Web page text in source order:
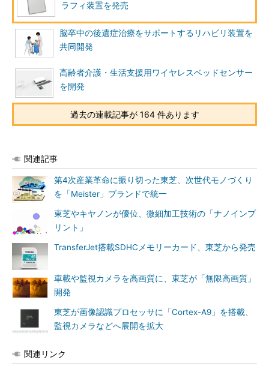
ラフィ装置を発売
脳卒中の後遺症治療をサポートするリハビリ装置を
共同開発
高齢者介護・生活支援用ワイヤレスベッドセンサー
を開発
過去の連載記事が 164 件あります
関連記事
第4次産業革命に振り切った東芝、次世代モノづくり
を「Meister」ブランドで統一
東芝やキヤノンが優位、微細加工技術の「ナノインプ
リント」
TransferJet搭載SDHCメモリーカード、東芝から発売
車載や監視カメラを高画質に、東芝が「無限高画質」
開発
東芝が画像認識プロセッサに「Cortex-A9」を搭載、
監視カメラなどへ展開を拡大
関連リンク